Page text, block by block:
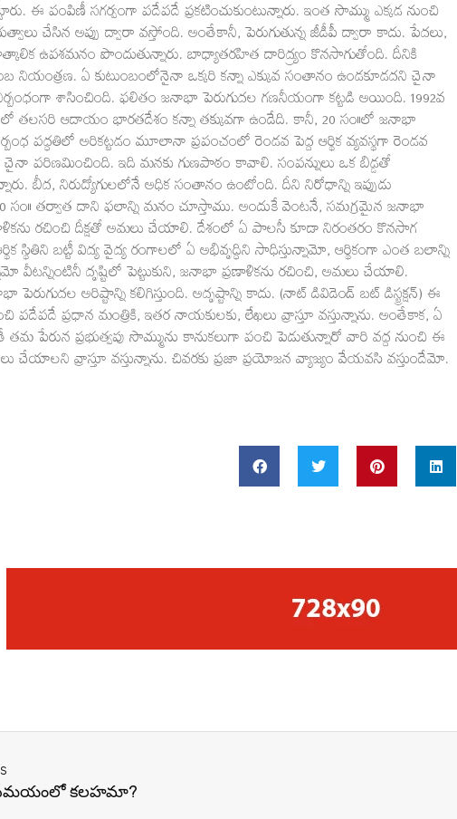
ఈ పంపిణీ సగర్వంగా పదేపదే ప్రకటించుకుంటున్నారు. ఇంత సొమ్ము ఎక్కడ నుంచి
చేసిన అప్పు ద్వారా వస్తోంది. అంతేకానీ, పెరుగుతున్న జీడీపీ ద్వారా కాదు. పేదలు,
ఉపశమనం పొందుతున్నారు. బాధ్యాతరహిత దారిద్య్రం కొనసాగుతోంది. దీనికి
నియంత్రణ. ఏ కుటుంబంలోనైనా ఒక్కరి కన్నా ఎక్కువ సంతానం ఉండకూడదని చైనా
శాసించింది. ఫలితం జనాభా పెరుగుదల గణనీయంగా కట్టడి అయింది. 1992వ
తలసరి ఆదాయం భారతదేశం కన్నా తక్కువగా ఉండేది. కానీ, 20 సం॥లో జనాభా
పద్ధతిలో అరికట్టడం మూలానా ప్రపంచంలో రెండవ పెద్ద ఆర్థిక వ్యవస్థగా రెండవ
పరిణమించింది. ఇది మనకు గుణపాఠం కావాలి. సంపన్నులు ఒక బిడ్డతో
బీద, నిరుద్యోగులలోనే అధిక సంతానం ఉంటోంది. దీని నిరోధాన్ని ఇప్పుడు
సం॥ తర్వాత దాని ఫలాన్ని మనం చూస్తాము. అందుకే వెంటనే, సమగ్రమైన జనాభా
రచించి దీక్షతో అమలు చేయాలి. దేశంలో ఏ పాలసీ కూడా నిరంతరం కొనసాగ
స్థితిని బట్టీ విద్య వైద్య రంగాలలో ఏ అభివృద్ధిని సాధిస్తున్నామో, ఆర్థికంగా ఎంత బలాన్ని
వీటన్నింటినీ దృష్టిలో పెట్టుకుని, జనాభా ప్రణాళికను రచించి, అమలు చేయాలి.
అరిష్టాన్ని కలిగిస్తుంది. అదృష్టాన్ని కాదు. (నాట్‌ డివిడెండ్‌ బట్‌ డిస్ట్రక్షన్‌) ఈ
పదేపదే ప్రధాన మంత్రికి, ఇతర నాయకులకు, లేఖలు వ్రాస్తూ వస్తున్నాను. అంతేకాక, ఏ
తమ పేరున ప్రభుత్వపు సొమ్మును కానుకలుగా పంచి పెడుతున్నారో వారి వద్ద నుంచి ఈ
చేయాలని వ్రాస్తూ వస్తున్నాను. చివరకు ప్రజా ప్రయోజన వ్యాజ్యం వేయవసి వస్తుందేమో.
సమయంలో కలహమా?